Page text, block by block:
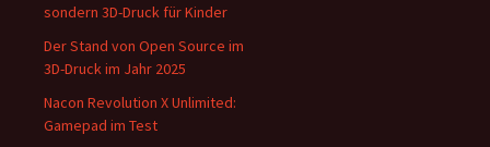
sondern 3D-Druck für Kinder
Der Stand von Open Source im
3D-Druck im Jahr 2025
Nacon Revolution X Unlimited:
Gamepad im Test